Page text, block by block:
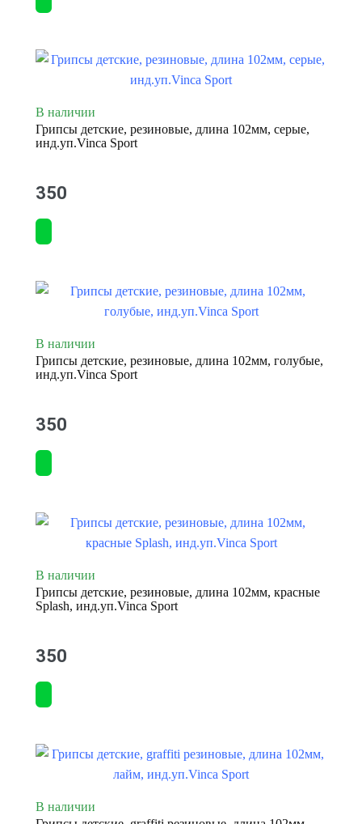
В наличии
Грипсы детские, резиновые, длина 102мм, серые,
инд.уп.Vinca Sport
350
В наличии
Грипсы детские, резиновые, длина 102мм, голубые,
инд.уп.Vinca Sport
350
В наличии
Грипсы детские, резиновые, длина 102мм, красные
Splash, инд.уп.Vinca Sport
350
В наличии